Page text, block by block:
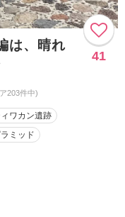
は、晴れ
41
203件中)
ワカン遺跡
ミッド